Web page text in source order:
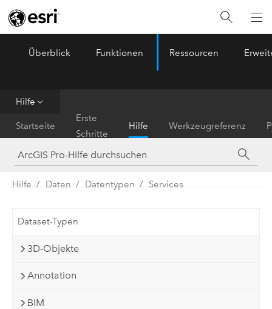
ArcGIS Pro
Überblick Funktionen Ressourcen
Hilfe
Startseite
Erste
Schritte
Hilfe Werkzeugreferenz
Hilfe Daten Datentypen Services
Dataset-Typen
3D-Objekte
Annotation
BIM